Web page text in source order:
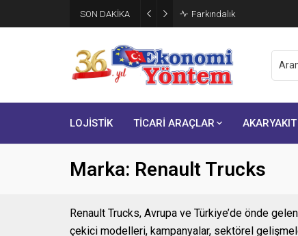
SON DAKİKA Brisa, ikinci çeyrek finansal
LOJİSTİK TİCARİ ARAÇLAR AKARYAKIT
Marka: Renault Trucks
Renault Trucks, Avrupa ve Türkiye’de önde
çekici modelleri, kampanyalar, sektörel